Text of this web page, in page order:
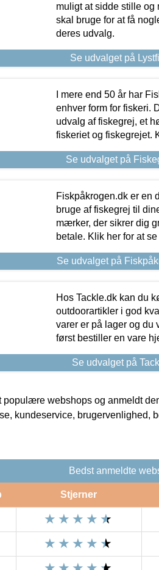
muligt at sidde stille og
skal bruge for at få
deres udvalg.
Se udvalget på
I mere end 50 år har
enhver form for fiskeri.
udvalg af fiskegrej, et
fiskeriet og fiskegrejet.
Se udvalget på
Fiskpåkrogen.dk er en
bruge af fiskegrej til
mærker, der sikrer dig
betale. Klik her for at
Se udvalget på
Hos Tackle.dk kan du
outdoorartikler i god
varer er på lager og du
først bestiller en vare
Se udvalget på
webshops og anmeldt
kundeservice, brugervenlighed,
Bedst anmeldte
Stjerner